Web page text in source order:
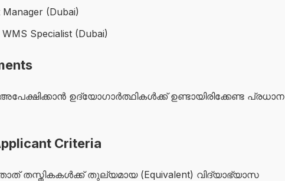
(Dubai)
Specialist (Dubai)
ഉദ്യോഗാർത്ഥികൾക്ക് ഉണ്ടായിരിക്കേണ്ട പ്രധാന
Criteria
തസ്തികകൾക്ക് തുല്യമായ (Equivalent) വിദ്യാഭ്യാസ